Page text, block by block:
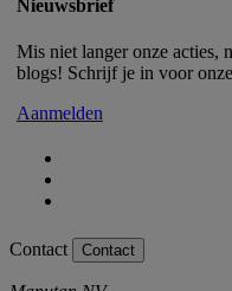
Nieuwsbrief
Mis niet langer onze acties,
blogs! Schrijf je in voor
Aanmelden
Contact Contact